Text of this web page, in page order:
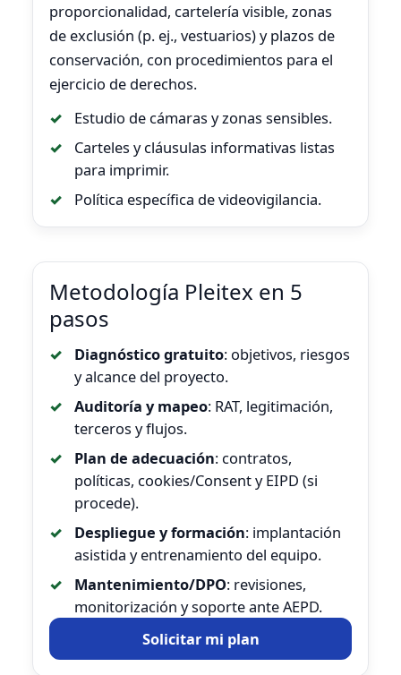
proporcionalidad, cartelería visible, zonas
de exclusión (p. ej., vestuarios) y plazos de
conservación, con procedimientos para el
ejercicio de derechos.
Estudio de cámaras y zonas sensibles.
Carteles y cláusulas informativas listas
para imprimir.
Política específica de videovigilancia.
Metodología Pleitex en 5
pasos
Diagnóstico gratuito: objetivos, riesgos
y alcance del proyecto.
Auditoría y mapeo: RAT, legitimación,
terceros y flujos.
Plan de adecuación: contratos,
políticas, cookies/Consent y EIPD (si
procede).
Despliegue y formación: implantación
asistida y entrenamiento del equipo.
Mantenimiento/DPO: revisiones,
monitorización y soporte ante AEPD.
Solicitar mi plan